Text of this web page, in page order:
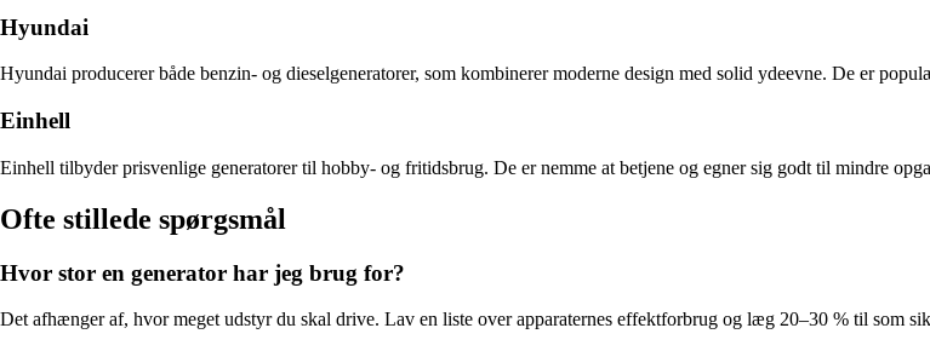
Hyundai
Hyundai producerer både benzin- og dieselgeneratorer, som kombinerer moderne design med solid ydeevne. De er
Einhell
Einhell tilbyder prisvenlige generatorer til hobby- og fritidsbrug. De er nemme at betjene og egner sig godt til mindre
Ofte stillede spørgsmål
Hvor stor en generator har jeg brug for?
Det afhænger af, hvor meget udstyr du skal drive. Lav en liste over apparaternes effektforbrug og læg 20–30 % til som